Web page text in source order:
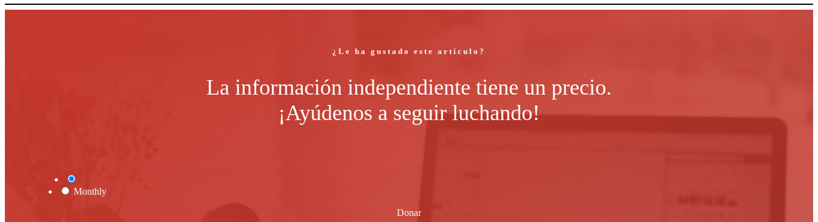
¿Le ha gustado este artículo?
La información independiente tiene un precio.
¡Ayúdenos a seguir luchando!
Monthly
Donar